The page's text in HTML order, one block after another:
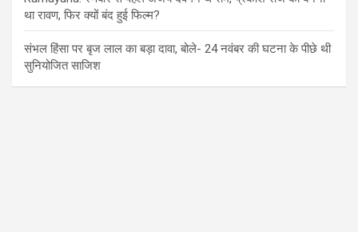
था रावण, फिर क्यों बंद हुई फिल्म?
संभल हिंसा पर बृज लाल का बड़ा दावा, बोले- 24 नवंबर की घटना के पीछे थी
सुनियोजित साजिश